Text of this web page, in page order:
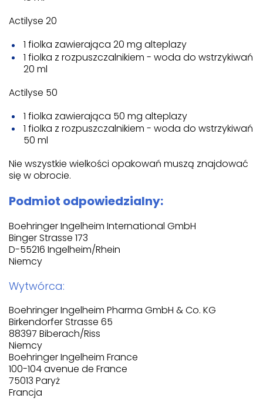
Actilyse 20
1 fiolka zawierająca 20 mg alteplazy
1 fiolka z rozpuszczalnikiem - woda do wstrzykiwań
20 ml
Actilyse 50
1 fiolka zawierająca 50 mg alteplazy
1 fiolka z rozpuszczalnikiem - woda do wstrzykiwań
50 ml
Nie wszystkie wielkości opakowań muszą znajdować
się w obrocie.
Podmiot odpowiedzialny:
Boehringer Ingelheim International GmbH
Binger Strasse 173
D-55216 Ingelheim/Rhein
Niemcy
Wytwórca:
Boehringer Ingelheim Pharma GmbH & Co. KG
Birkendorfer Strasse 65
88397 Biberach/Riss
Niemcy
Boehringer Ingelheim France
100-104 avenue de France
75013 Paryż
Francja